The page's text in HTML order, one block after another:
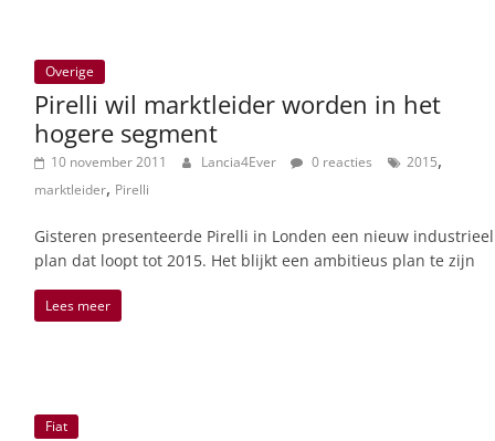
Overige
Pirelli wil marktleider worden in het
hogere segment
10 november 2011 Lancia4Ever 0 reacties 2015,
marktleider, Pirelli
Gisteren presenteerde Pirelli in Londen een nieuw industrieel
plan dat loopt tot 2015. Het blijkt een ambitieus plan te zijn
Lees meer
Fiat